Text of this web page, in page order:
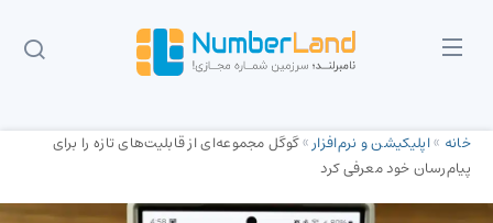
خانه »اپلیکیشن و نرم‌افزار»گوگل مجموعه‌ای از قابلیت‌های تازه را برای
پیام‌رسان خود معرفی کرد